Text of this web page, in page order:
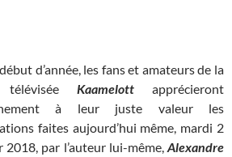
d’année, les fans et amateurs de la
télévisée Kaamelott
apprécieront
à leur juste valeur les
faites aujourd’hui même, mardi 2
2018, par l’auteur lui-même, Alexandre